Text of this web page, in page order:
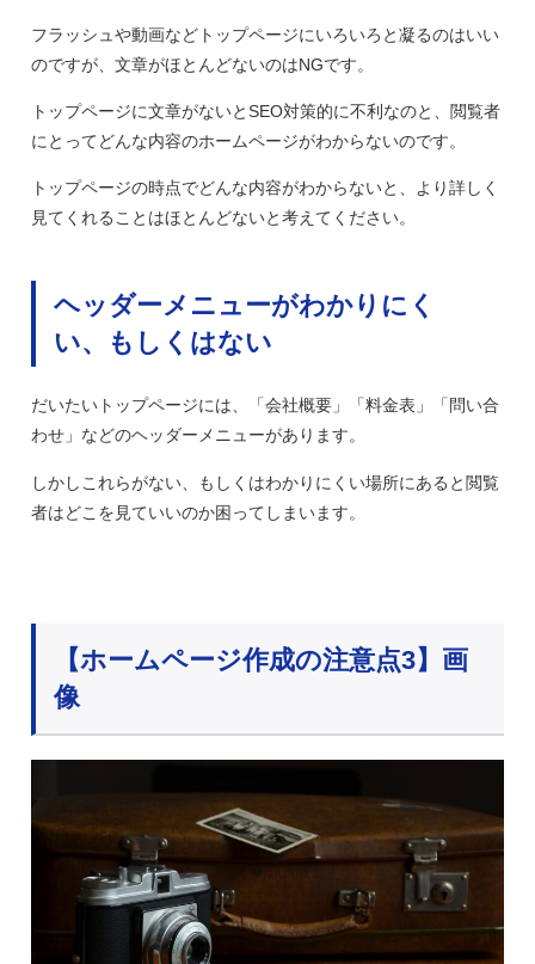
フラッシュや動画などトップページにいろいろと凝るのはいい
のですが、文章がほとんどないのはNGです。
トップページに文章がないとSEO対策的に不利なのと、閲覧者
にとってどんな内容のホームページがわからないのです。
トップページの時点でどんな内容がわからないと、より詳しく
見てくれることはほとんどないと考えてください。
ヘッダーメニューがわかりにく
い、もしくはない
だいたいトップページには、「会社概要」「料金表」「問い合
わせ」などのヘッダーメニューがあります。
しかしこれらがない、もしくはわかりにくい場所にあると閲覧
者はどこを見ていいのか困ってしまいます。
【ホームページ作成の注意点3】画
像